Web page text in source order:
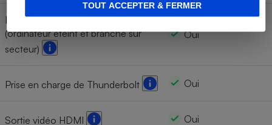
TOUT ACCEPTER & FERMER
Port USB alimenté en permanence
(ordinateur éteint et branché sur
secteur)
Oui
Prise en charge de Thunderbolt Oui
Sortie vidéo HDMI Oui